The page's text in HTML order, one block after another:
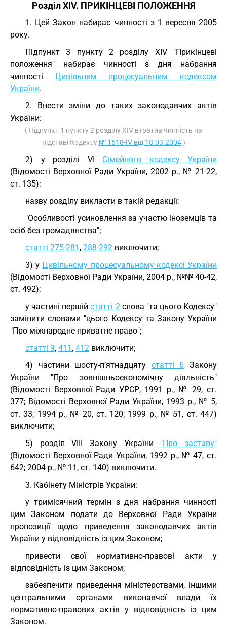
Розділ XIV. ПРИКІНЦЕВІ ПОЛОЖЕННЯ
1. Цей Закон набирає чинності з 1 вересня 2005
року.
Підпункт 3 пункту 2 розділу XIV "Прикінцеві
положення" набирає чинності з дня набрання
чинності Цивільним процесуальним кодексом
України.
2. Внести зміни до таких законодавчих актів
України:
( Підпункт 1 пункту 2 розділу XIV втратив чинність на
підставі Кодексу № 1618-IV від 18.03.2004)
2) у розділі VI Сімейного кодексу України
(Відомості Верховної Ради України, 2002 р., № 21-22,
ст. 135):
назву розділу викласти в такій редакції:
"Особливості усиновлення за участю іноземців та
осіб без громадянства";
статті 275-281 , 288-292 виключити;
3) у Цивільному процесуальному кодексі України
(Відомості Верховної Ради України, 2004 р., №№ 40-42,
ст. 492):
у частині першійстатті 2слова "та цього Кодексу"
замінити словами "цього Кодексу та Закону України
"Про міжнародне приватне право";
статті 9, 411 , 412 виключити;
4) частини шосту-п’ятнадцяту статті 6 Закону
України "Про зовнішньоекономічну діяльність"
(Відомості Верховної Ради УРСР, 1991 р., № 29, ст.
377; Відомості Верховної Ради України, 1993 р., № 5,
ст. 33; 1994 р., № 20, ст. 120; 1999 р., № 51, ст. 447)
виключити;
5) розділ VIII Закону України "Про заставу"
(Відомості Верховної Ради України, 1992 р., № 47, ст.
642; 2004 р., № 11, ст. 140) виключити.
3. Кабінету Міністрів України:
у тримісячний термін з дня набрання чинності
цим Законом подати до Верховної Ради України
пропозиції щодо приведення законодавчих актів
України у відповідність із цим Законом;
привести свої нормативно-правові акти у
відповідність із цим Законом;
забезпечити приведення міністерствами, іншими
центральними органами виконавчої влади їх
нормативно-правових актів у відповідність із цим
Законом.